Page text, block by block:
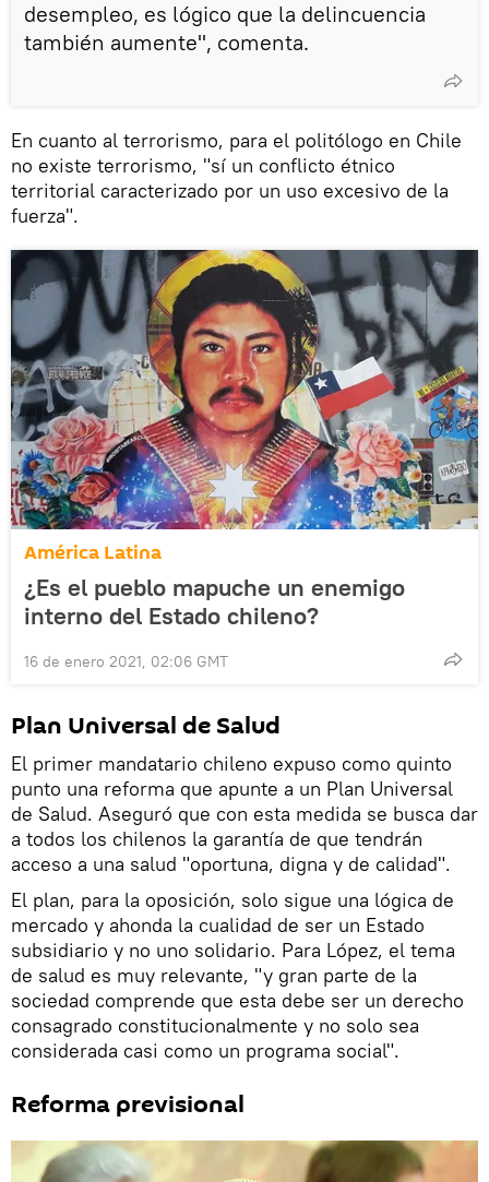
desempleo, es lógico que la delincuencia
también aumente", comenta.
En cuanto al terrorismo, para el politólogo en Chile
no existe terrorismo, "sí un conflicto étnico
territorial caracterizado por un uso excesivo de la
fuerza".
América Latina
¿Es el pueblo mapuche un enemigo
interno del Estado chileno?
16 de enero 2021, 02:06 GMT
Plan Universal de Salud
El primer mandatario chileno expuso como quinto
punto una reforma que apunte a un Plan Universal
de Salud. Aseguró que con esta medida se busca dar
a todos los chilenos la garantía de que tendrán
acceso a una salud "oportuna, digna y de calidad".
El plan, para la oposición, solo sigue una lógica de
mercado y ahonda la cualidad de ser un Estado
subsidiario y no uno solidario. Para López, el tema
de salud es muy relevante, "y gran parte de la
sociedad comprende que esta debe ser un derecho
consagrado constitucionalmente y no solo sea
considerada casi como un programa social".
Reforma previsional